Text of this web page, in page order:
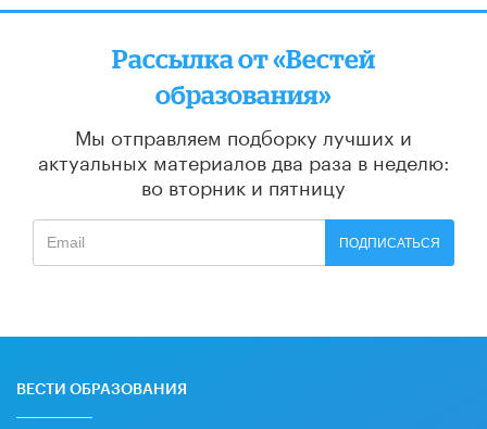
Рассылка от «Вестей
образования»
Мы отправляем подборку лучших и
актуальных материалов два раза в неделю:
во вторник и пятницу
ПОДПИСАТЬСЯ
ВЕСТИ ОБРАЗОВАНИЯ